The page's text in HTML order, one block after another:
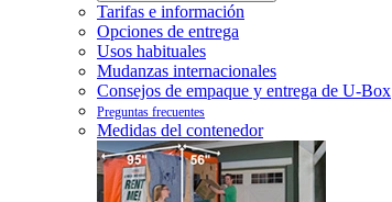
Tarifas e información
Opciones de entrega
Usos habituales
Mudanzas internacionales
Consejos de empaque y entrega de U-Box
Preguntas frecuentes
Medidas del contenedor